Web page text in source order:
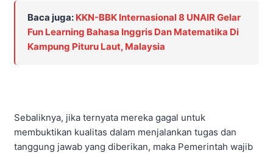
Baca juga: KKN-BBK Internasional 8 UNAIR Gelar
Fun Learning Bahasa Inggris Dan Matematika Di
Kampung Pituru Laut, Malaysia
Sebaliknya, jika ternyata mereka gagal untuk
membuktikan kualitas dalam menjalankan tugas dan
tanggung jawab yang diberikan, maka Pemerintah wajib